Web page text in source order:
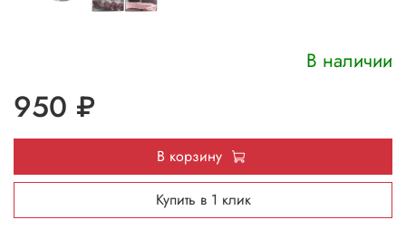
В наличии
950 ₽
В корзину
Купить в 1 клик